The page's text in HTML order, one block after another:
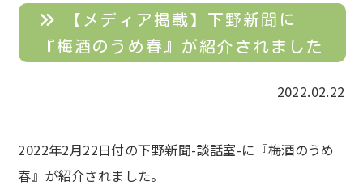
【メディア掲載】下野新聞に
『梅酒のうめ春』が紹介されました
2022.02.22
2022年2月22日付の下野新聞-談話室-に『梅酒のうめ
春』が紹介されました。